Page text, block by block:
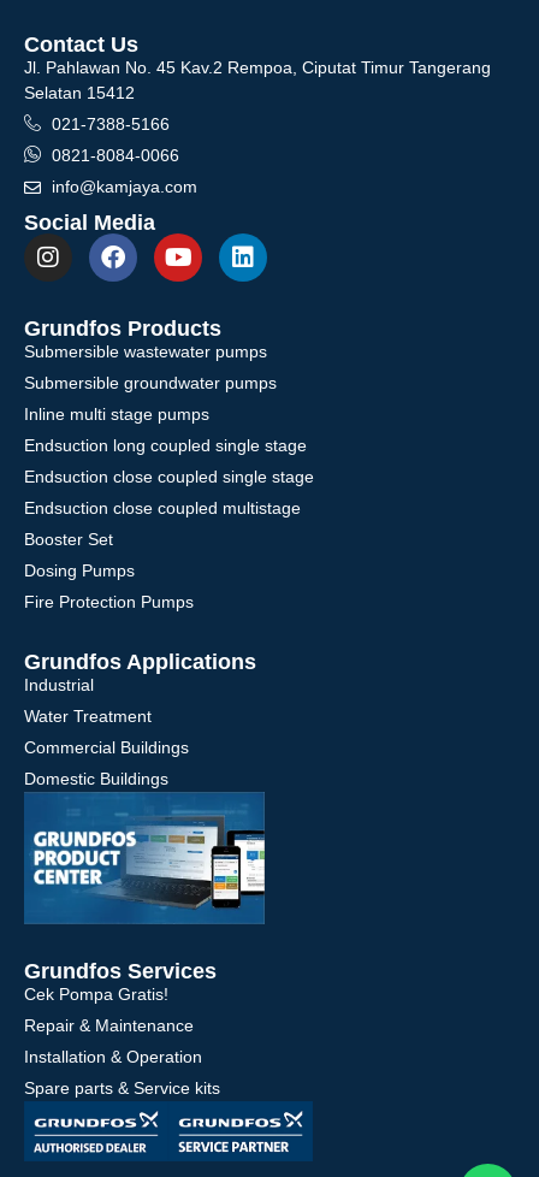
Contact Us
Jl. Pahlawan No. 45 Kav.2 Rempoa, Ciputat Timur Tangerang
Selatan 15412
021-7388-5166
0821-8084-0066
info@kamjaya.com
Social Media
Grundfos Products
Submersible wastewater pumps
Submersible groundwater pumps
Inline multi stage pumps
Endsuction long coupled single stage
Endsuction close coupled single stage
Endsuction close coupled multistage
Booster Set
Dosing Pumps
Fire Protection Pumps
Grundfos Applications
Industrial
Water Treatment
Commercial Buildings
Domestic Buildings
Grundfos Services
Cek Pompa Gratis!
Repair & Maintenance
Installation & Operation
Spare parts & Service kits